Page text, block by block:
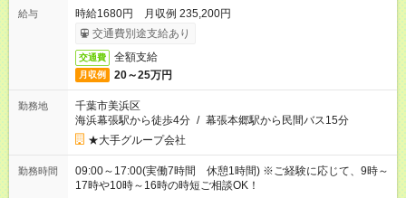
給与
時給1680円 月収例 235,200円
交通費別途支給あり
交通費 全額支給
月収例 20～25万円
勤務地
千葉市美浜区
海浜幕張駅から徒歩4分 / 幕張本郷駅から民間バス15分
★大手グループ会社
勤務時間
09:00～17:00(実働7時間 休憩1時間) ※ご経験に応じて、9時～
17時や10時～16時の時短ご相談OK！